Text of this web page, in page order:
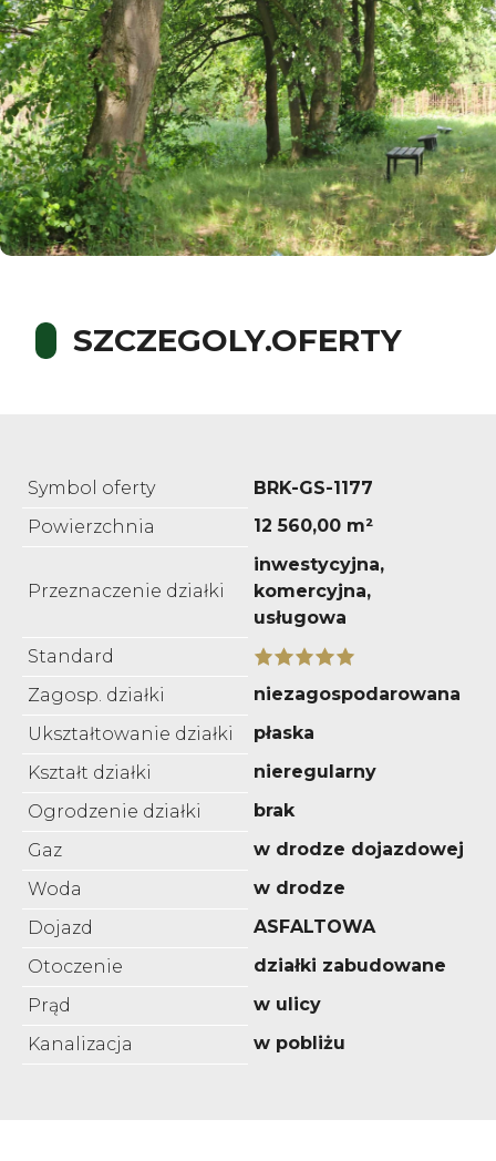
SZCZEGOLY.OFERTY
Symbol oferty
BRK-GS-1177
Powierzchnia
12 560,00 m²
Przeznaczenie działki
inwestycyjna,
komercyjna,
usługowa
Standard
Zagosp. działki
niezagospodarowana
Ukształtowanie działki
płaska
Kształt działki
nieregularny
Ogrodzenie działki
brak
Gaz
w drodze dojazdowej
Woda
w drodze
Dojazd
ASFALTOWA
Otoczenie
działki zabudowane
Prąd
w ulicy
Kanalizacja
w pobliżu